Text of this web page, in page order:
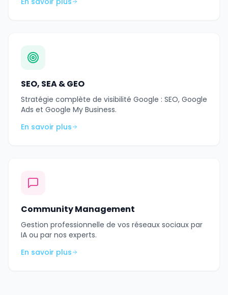
SEO, SEA & GEO
Stratégie complète de visibilité Google : SEO, Google
Ads et Google My Business.
En savoir plus
Community Management
Gestion professionnelle de vos réseaux sociaux par
IA ou par nos experts.
En savoir plus